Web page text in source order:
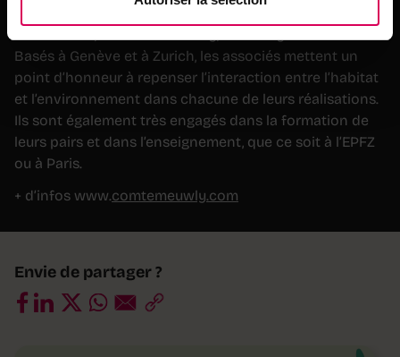
Basés à Genève et à Zurich, les associés mettent un
point d’honneur à repenser l’interaction entre l’habitat
et l’environnement dans chacune de leurs réalisations.
Ils sont également très engagés dans la formation de
leurs pairs et dans l’enseignement, que ce soit à l’EPFZ
ou à Paris.
+ d’infos www.comtemeuwly.com
Envie de partager ?